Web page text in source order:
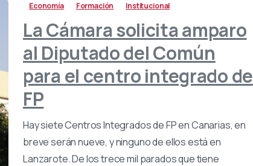
Economía Formación Institucional
La Cámara solicita amparo
al Diputado del Común
para el centro integrado de
FP
Hay siete Centros Integrados de FP en Canarias, en
breve serán nueve, y ninguno de ellos está en
Lanzarote. De los trece mil parados que tiene